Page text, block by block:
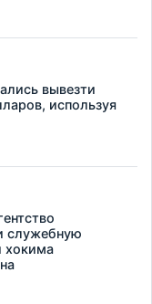
вывезти
используя
служебную
хокима